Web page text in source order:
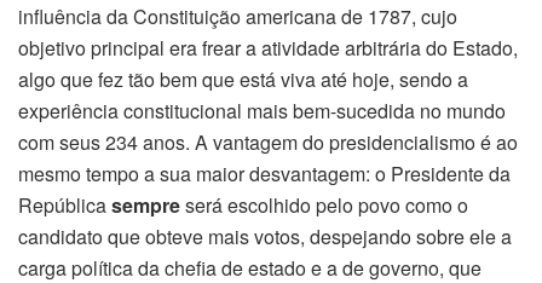
influência da Constituição americana de 1787, cujo
objetivo principal era frear a atividade arbitrária do Estado,
algo que fez tão bem que está viva até hoje, sendo a
experiência constitucional mais bem-sucedida no mundo
com seus 234 anos. A vantagem do presidencialismo é ao
mesmo tempo a sua maior desvantagem: o Presidente da
Repúblicasempreserá escolhido pelo povo como o
candidato que obteve mais votos, despejando sobre ele a
carga política da chefia de estado e a de governo, que